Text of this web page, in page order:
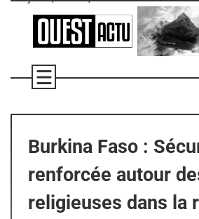
Burkina Faso :
renforcée autour
religieuses dans la